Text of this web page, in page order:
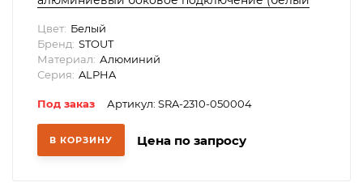
Цвет: Белый
Бренд: STOUT
Материал: Алюминий
Серия: ALPHA
Под заказ Артикул: SRA-2310-050004
В КОРЗИНУ Цена по запросу